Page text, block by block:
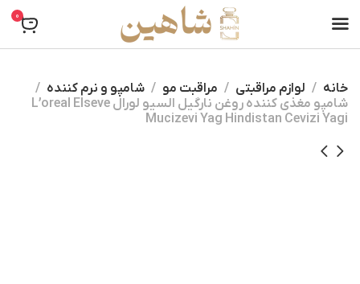
0
خانه لوازم مراقبتی مراقبت مو
شامپو و نرم کننده
شامپو مغذی کننده روغن نارگیل السیو لورال L’oreal Elseve
Mucizevi Yag Hindistan Cevizi Yagi